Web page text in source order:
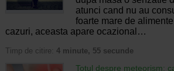
atunci cand nu au
foarte mare de
cazuri, aceasta apare ocazional…
Timp de citire: 4 minute, 55 secunde
Totul despre meteorism: